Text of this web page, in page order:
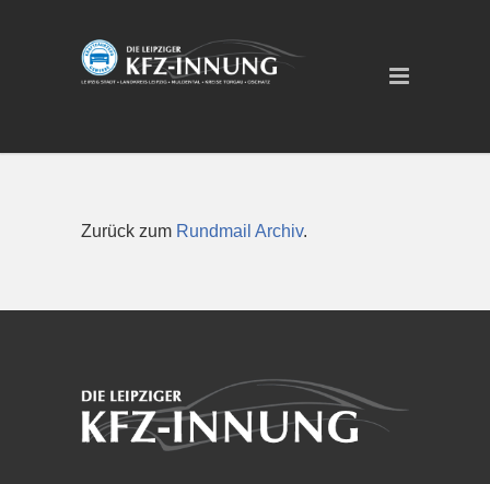
Zurück zum Rundmail Archiv.